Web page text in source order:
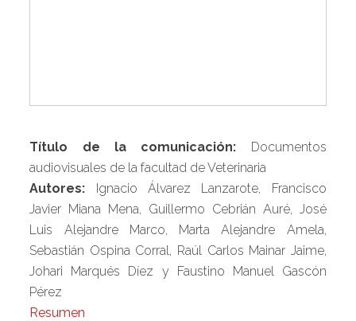
Título de la comunicación: Documentos
audiovisuales de la facultad de Veterinaria
Autores: Ignacio Álvarez Lanzarote, Francisco
Javier Miana Mena, Guillermo Cebrián Auré, José
Luis Alejandre Marco, Marta Alejandre Amela,
Sebastián Ospina Corral, Raúl Carlos Mainar Jaime,
Johari Marqués Díez y Faustino Manuel Gascón
Pérez
Resumen